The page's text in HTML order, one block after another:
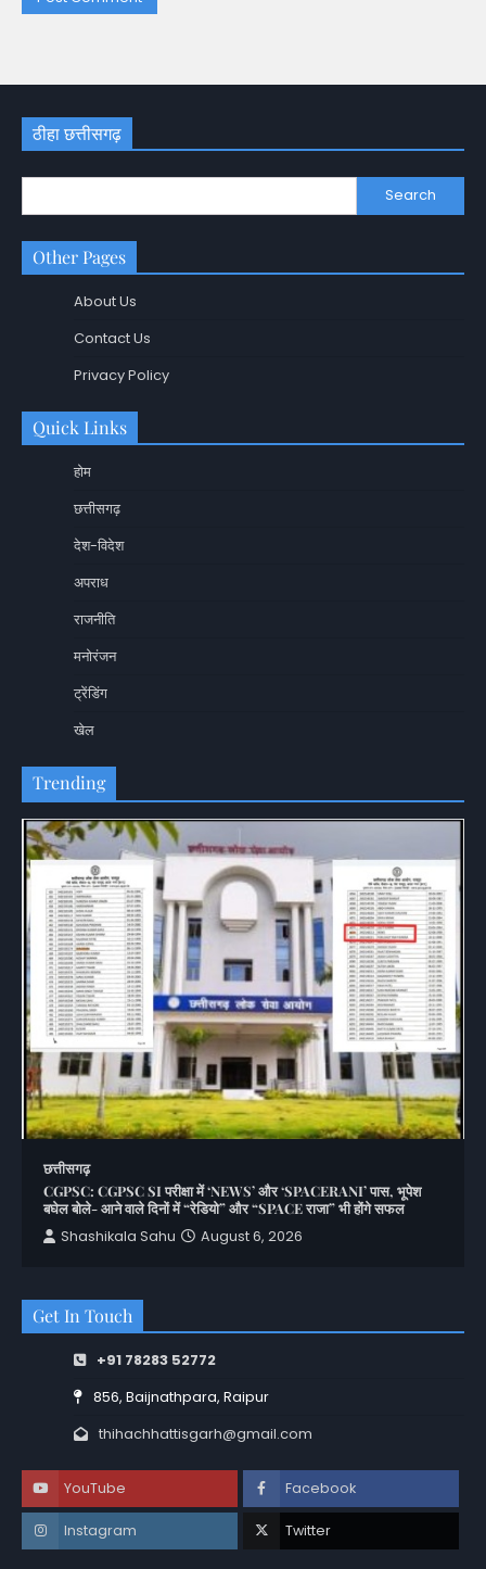
ठीहा छत्तीसगढ़
Search
Other Pages
About Us
Contact Us
Privacy Policy
Quick Links
होम
छत्तीसगढ़
देश-विदेश
अपराध
राजनीति
मनोरंजन
ट्रेंडिंग
खेल
Trending
छत्तीसगढ़
CGPSC: CGPSC SI परीक्षा में ‘NEWS’ और ‘SPACERANI’ पास, भूपेश
बघेल बोले- आने वाले दिनों में “रेडियो” और “SPACE राजा” भी होंगे सफल
Shashikala Sahu
August 6, 2026
Get In Touch
+91 78283 52772
856, Baijnathpara, Raipur
thihachhattisgarh@gmail.com
YouTube Facebook
Instagram Twitter